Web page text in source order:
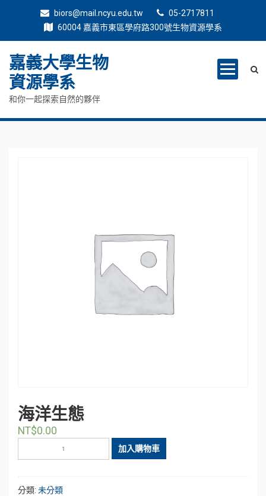
biors@mail.ncyu.edu.tw
05-2717811
60004 嘉義市東區學府路300號生物資源學系
嘉義大學生物
資源學系
和你一起探索自然的夥伴
海洋生態
NT$0.00
洋
態
加入購物車
分類: 未分類